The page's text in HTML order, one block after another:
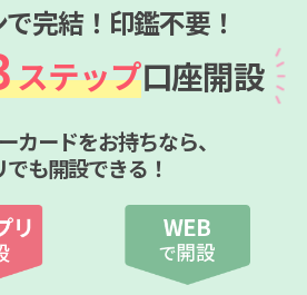
完結！印鑑不要！
ステップ口座開設
カードをお持ちなら、
でも開設できる！